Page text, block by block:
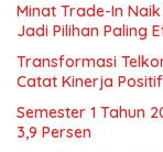
Minat Trade-In
Jadi Pilihan Paling
Transformasi
Catat Kinerja Positif
Semester 1 Tahun
3,9 Persen